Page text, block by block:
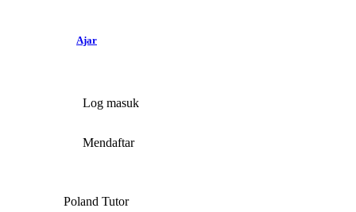
Ajar
Log masuk
Mendaftar
Poland Tutor